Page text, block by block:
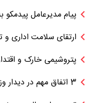
پیام مدیرعامل پیدمکو
ارتقای سلامت اداری و
پتروشیمی خارک و
3 اتفاق مهم در دیدار وزرای نفت ایران و روسیه